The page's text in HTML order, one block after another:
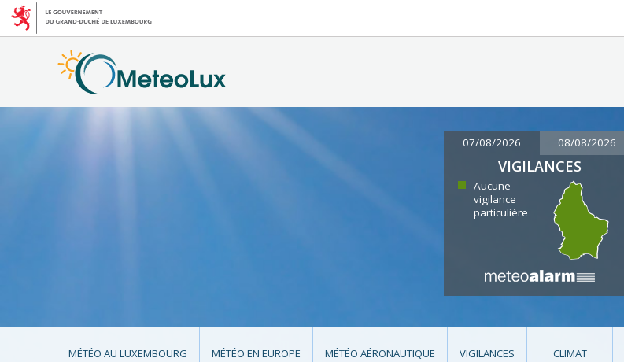
07/08/2026 08/08/2026
VIGILANCES
Aucune
vigilance
particulière
MÉTÉO AU LUXEMBOURG MÉTÉO EN EUROPE MÉTÉO AÉRONAUTIQUE VIGILANCES CLIMAT